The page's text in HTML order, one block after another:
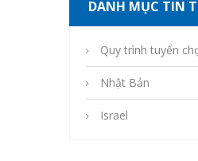
DANH MỤC TIN
Quy trình tuyển
Nhật Bản
Israel